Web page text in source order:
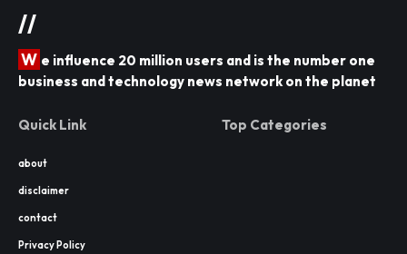
//
W e influence 20 million users and is the number one
business and technology news network on the planet
Quick Link
about
disclaimer
contact
Privacy Policy
Top Categories